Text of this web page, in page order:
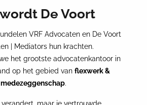
AANWEZIG BIJ
– 17 JUNI 2025
is VRF Advocaten aanwezig bij
AFAS Open is hét jaarlijkse event
wordt De Voort
VRF Advocaten en De Voort
| Mediators hun krachten.
het grootste advocatenkantoor in
op het gebied van flexwerk &
medezeggenschap.